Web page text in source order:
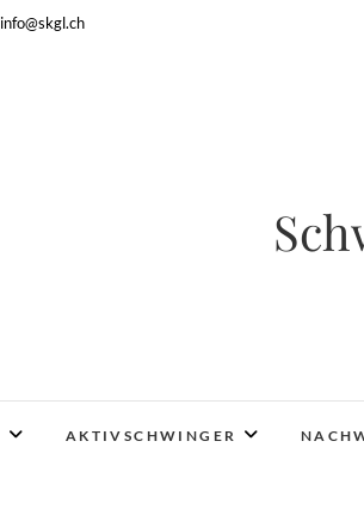
info@skgl.ch
AKTIVSCHWINGER